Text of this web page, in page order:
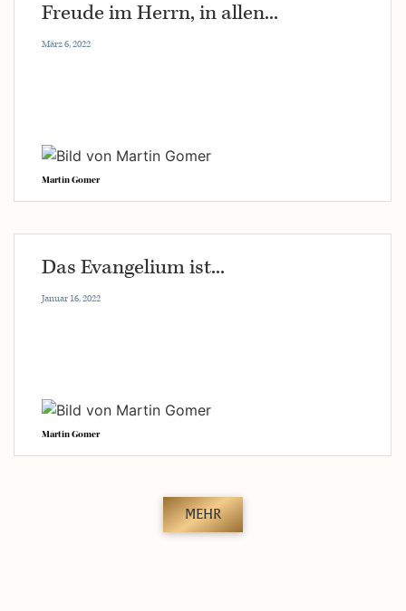
Freude im Herrn, in allen...
März 6, 2022
Martin Gomer
Das Evangelium ist...
Januar 16, 2022
Martin Gomer
MEHR